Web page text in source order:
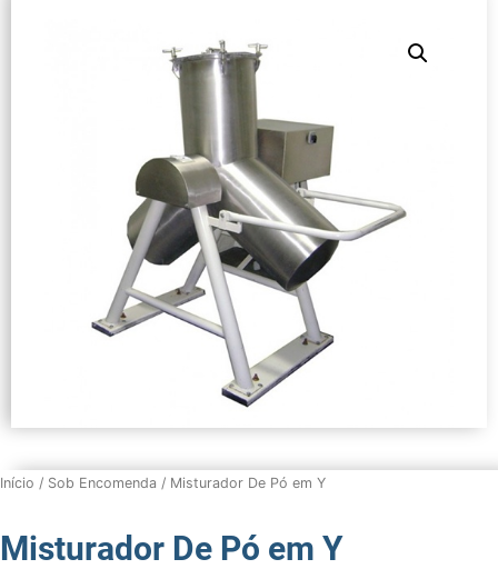
Início / Sob Encomenda / Misturador De Pó em Y
Misturador De Pó em Y